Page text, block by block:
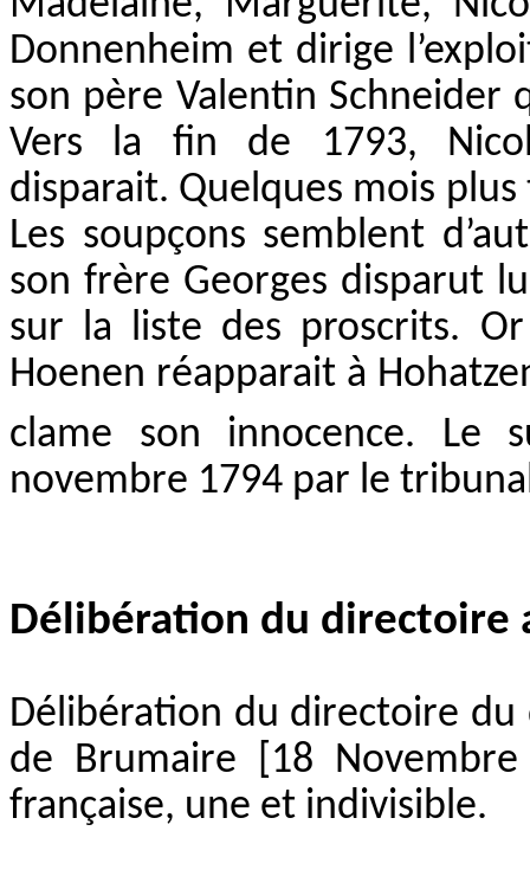
Donnenheim et dirige
son père Valentin
Vers la fin de 1793,
disparait. Quelques mois
Les soupçons semblent
son frère Georges disparut
sur la liste des proscrits.
Hoenen réapparait à
clame son innocence. Le
novembre 1794 par le
Délibération du directoire
Délibération du directoire
de Brumaire [18
française, une et indivisible.